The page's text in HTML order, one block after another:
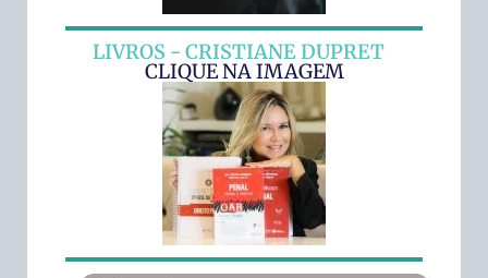
LIVROS - CRISTIANE DUPRET
CLIQUE NA IMAGEM